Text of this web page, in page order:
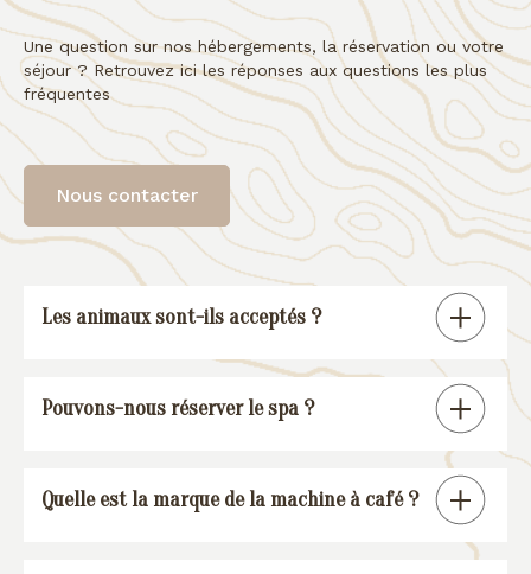
Une question sur nos hébergements, la réservation ou votre
séjour ? Retrouvez ici les réponses aux questions les plus
fréquentes
Nous contacter
Les animaux sont-ils acceptés ?
Tous nos gîtes sont « pet friendly », à
l’exception de la suite spa.
Pouvons-nous réserver le spa ?
pourrez réserver une session spa (voir
Quelle est la marque de la machine à café ?